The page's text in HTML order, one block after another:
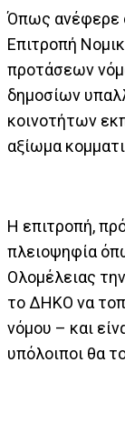
Όπως ανέφερε
Επιτροπή
προτάσεων
δημοσίων
κοινοτήτων
αξίωμα
Η επιτροπή,
πλειοψηφία
Ολομέλειας
το ΔΗΚΟ να
νόμου – και
υπόλοιποι θα